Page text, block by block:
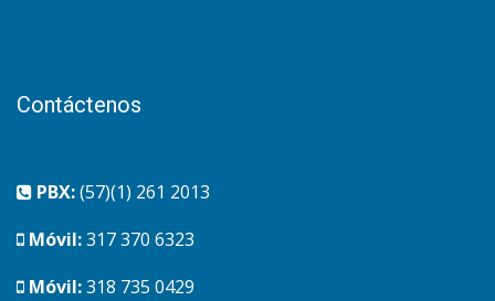
Contáctenos
PBX:(57)(1) 261 2013
Móvil:317 370 6323
Móvil:318 735 0429